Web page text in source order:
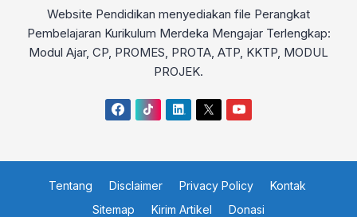
Website Pendidikan menyediakan file Perangkat
Pembelajaran Kurikulum Merdeka Mengajar Terlengkap:
Modul Ajar, CP, PROMES, PROTA, ATP, KKTP, MODUL
PROJEK.
Tentang Disclaimer Privacy Policy
Kontak
Sitemap
Kirim Artikel Donasi